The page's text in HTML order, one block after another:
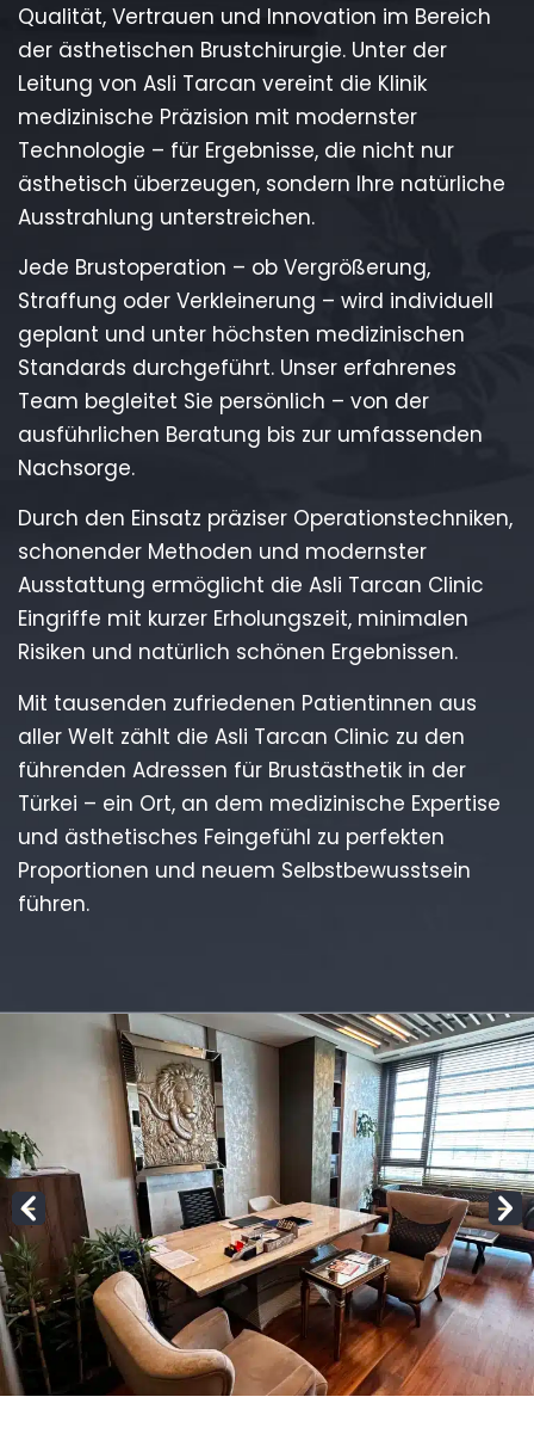
Qualität, Vertrauen und Innovation im Bereich
der ästhetischen Brustchirurgie. Unter der
Leitung von Asli Tarcan vereint die Klinik
medizinische Präzision mit modernster
Technologie – für Ergebnisse, die nicht nur
ästhetisch überzeugen, sondern Ihre natürliche
Ausstrahlung unterstreichen.
Jede Brustoperation – ob Vergrößerung,
Straffung oder Verkleinerung – wird individuell
geplant und unter höchsten medizinischen
Standards durchgeführt. Unser erfahrenes
Team begleitet Sie persönlich – von der
ausführlichen Beratung bis zur umfassenden
Nachsorge.
Durch den Einsatz präziser Operationstechniken,
schonender Methoden und modernster
Ausstattung ermöglicht die Asli Tarcan Clinic
Eingriffe mit kurzer Erholungszeit, minimalen
Risiken und natürlich schönen Ergebnissen.
Mit tausenden zufriedenen Patientinnen aus
aller Welt zählt die Asli Tarcan Clinic zu den
führenden Adressen für Brustästhetik in der
Türkei – ein Ort, an dem medizinische Expertise
und ästhetisches Feingefühl zu perfekten
Proportionen und neuem Selbstbewusstsein
führen.